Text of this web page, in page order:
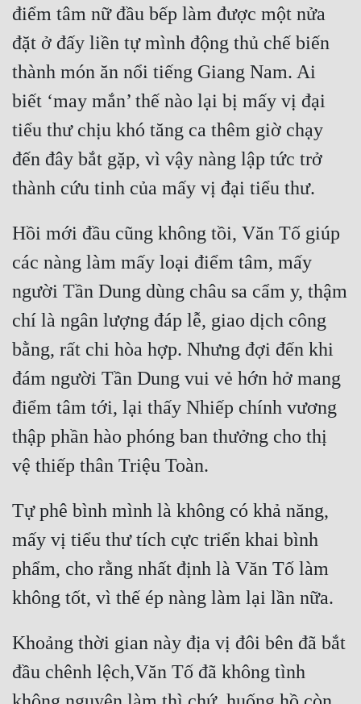
điểm tâm nữ đầu bếp làm được một nửa
đặt ở đấy liền tự mình động thủ chế biến
thành món ăn nổi tiếng Giang Nam. Ai
biết ‘may mắn’ thế nào lại bị mấy vị đại
tiểu thư chịu khó tăng ca thêm giờ chạy
đến đây bắt gặp, vì vậy nàng lập tức trở
Hồi mới đầu cũng không tồi, Văn Tố giúp
các nàng làm mấy loại điểm tâm, mấy
người Tần Dung dùng châu sa cẩm y, thậm
chí là ngân lượng đáp lễ, giao dịch công
bằng, rất chi hòa hợp. Nhưng đợi đến khi
đám người Tần Dung vui vẻ hớn hở mang
điểm tâm tới, lại thấy Nhiếp chính vương
thập phần hào phóng ban thưởng cho thị
Tự phê bình mình là không có khả năng,
mấy vị tiểu thư tích cực triển khai bình
phẩm, cho rằng nhất định là Văn Tố làm
Khoảng thời gian này địa vị đôi bên đã bắt
đầu chênh lệch,Văn Tố đã không tình